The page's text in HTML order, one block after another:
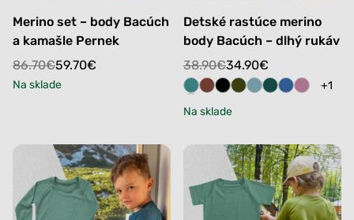
Merino set – body Bacúch
a kamašle Pernek
86.70€
Original
price
59.70€
Current
price
Na sklade
Detské rastúce merino
body Bacúch – dlhý rukáv
38.90€
Original
price
was:
38.90€.
34.90€
Current
price
is:
34.90€.
+1
Na sklade